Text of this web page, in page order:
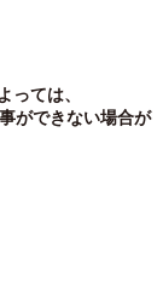
ては、
ができない場合が